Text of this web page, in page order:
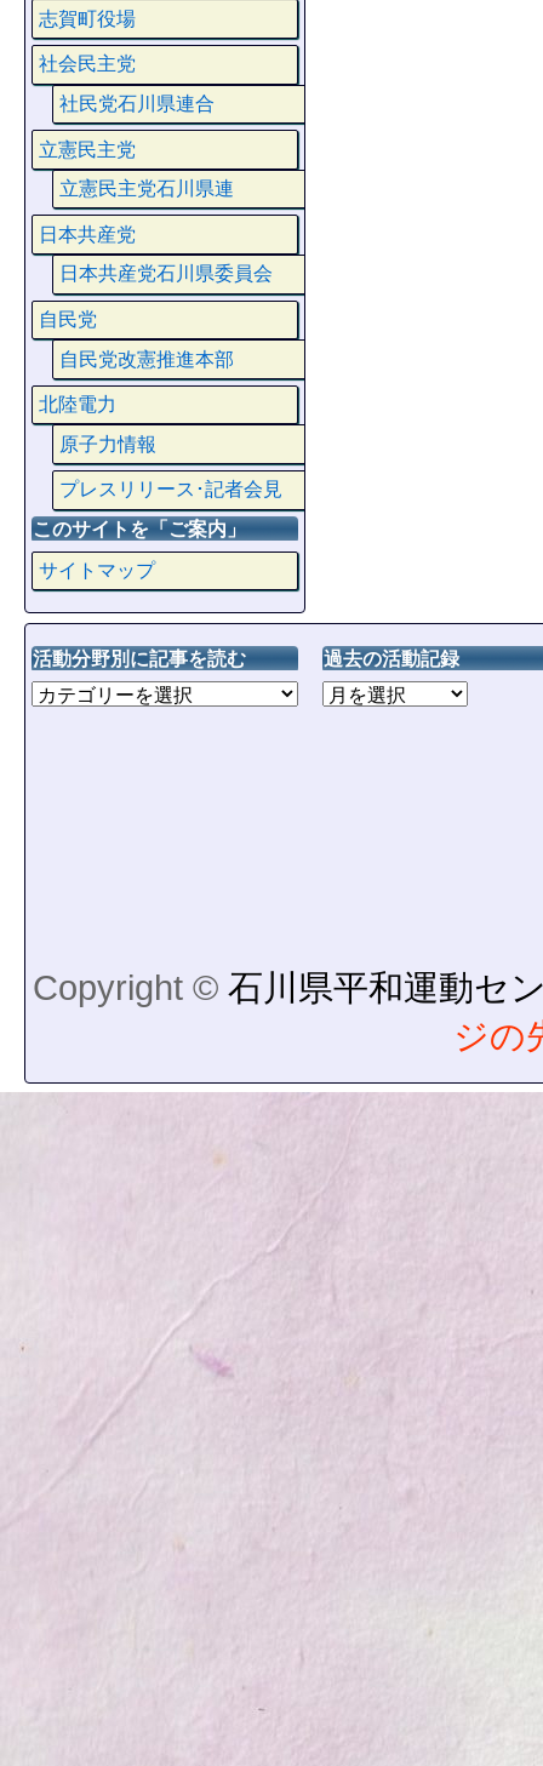
志賀町役場
社会民主党
社民党石川県連合
立憲民主党
立憲民主党石川県連
日本共産党
日本共産党石川県委員会
自民党
自民党改憲推進本部
北陸電力
原子力情報
プレスリリース･記者会見
このサイトを「ご案内」
サイトマップ
活動分野別に記事を読む 過去の活動記録
Copyright © 石川県平和運動セ
ジの